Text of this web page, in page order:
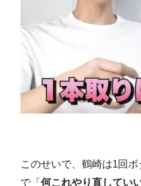
このせいで、鶴崎は1回
で「何これやり直してい